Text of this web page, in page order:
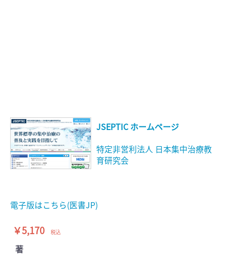
JSEPTIC ホームページ
特定非営利法人 日本集中治療教
育研究会
電子版はこちら(医書JP)
￥5,170 税込
著